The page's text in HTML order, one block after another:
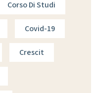
Corso Di Studi
Covid-19
Crescit